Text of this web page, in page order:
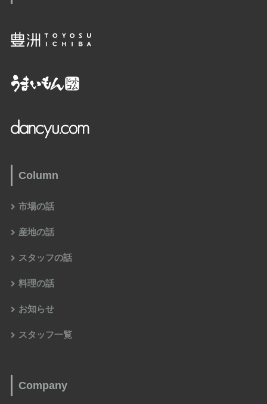
Column
市場の話
産地の話
スタッフの話
料理の話
お知らせ
スタッフ一覧
Company